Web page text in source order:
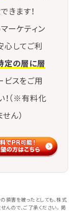
きます！
ーケティン
してご利
定の層に層
ビスをご用
！（※有料化
ん）
損害を被ったとしても、株式
んので、ご了承ください。掲